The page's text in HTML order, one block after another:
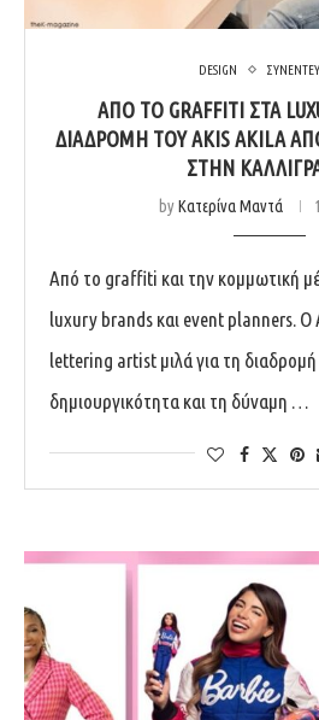
DESIGN
ΑΠΌ ΤΟ GRAFFITI ΣΤΑ
ΔΙΑΔΡΟΜΉ ΤΟΥ AKIS AKILA
ΣΤΗΝ
byΚατερίνα Μαντά
Από το graffiti και την κομμωτική
luxury brands και event planners. O
lettering artist μιλά για τη
δημιουργικότητα και τη δύναμη …